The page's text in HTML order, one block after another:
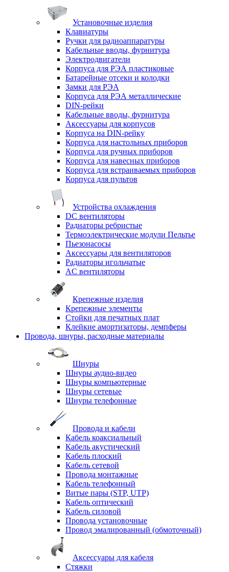
Установочные изделия
Клавиатуры
Ручки для радиоаппаратуры
Кабельные вводы, фурнитура
Электродвигатели
Корпуса для РЭА пластиковые
Батарейные отсеки и колодки
Замки для РЭА
Корпуса для РЭА металлические
DIN-рейки
Кабельные вводы, фурнитура
Аксессуары для корпусов
Корпуса на DIN-рейку
Корпуса для настольных приборов
Корпуса для ручных приборов
Корпуса для навесных приборов
Корпуса для встраиваемых приборов
Корпуса для пультов
Устройства охлаждения
DC вентиляторы
Радиаторы ребристые
Термоэлектрические модули Пельтье
Пьезонасосы
Аксессуары для вентиляторов
Радиаторы игольчатые
AC вентиляторы
Крепежные изделия
Крепежные элементы
Стойки для печатных плат
Клейкие амортизаторы, демпферы
Провода, шнуры, расходные материалы
Шнуры
Шнуры аудио-видео
Шнуры компьютерные
Шнуры сетевые
Шнуры телефонные
Провода и кабели
Кабель коаксиальный
Кабель акустический
Кабель плоский
Кабель сетевой
Провода монтажные
Кабель телефонный
Витые пары (STP, UTP)
Кабель оптический
Кабель силовой
Провода установочные
Провод эмалированный (обмоточный)
Аксессуары для кабеля
Стяжки